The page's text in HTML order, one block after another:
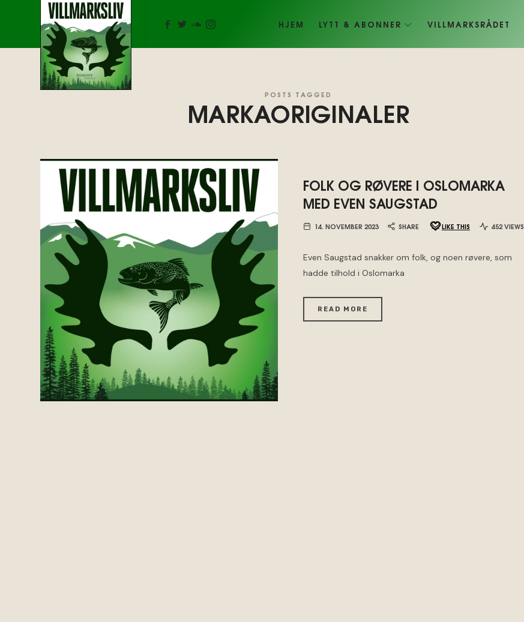
Podkasten Villmarksliv HJEM LYTT & ABONNER VILLMARKSRÅDET
POSTS TAGGED
MARKAORIGINALER
FOLK OG RØVERE I OSLOMARKA
MED EVEN SAUGSTAD
14. NOVEMBER 2023 SHARE LIKE THIS 452 VIEWS
Even Saugstad snakker om folk, og noen røvere, som
hadde tilhold i Oslomarka
READ MORE